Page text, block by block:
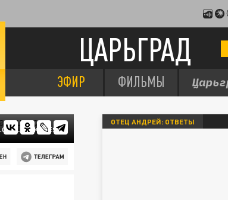
ЦАРЬГРАД
ЭФИР ФИЛЬМЫ
ОТЕЦ АНДРЕЙ: ОТВЕТЫ